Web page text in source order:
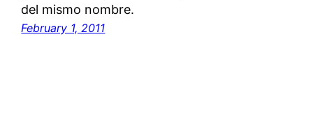
del mismo nombre.
February 1, 2011